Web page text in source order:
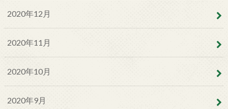
2020年12月
2020年11月
2020年10月
2020年9月